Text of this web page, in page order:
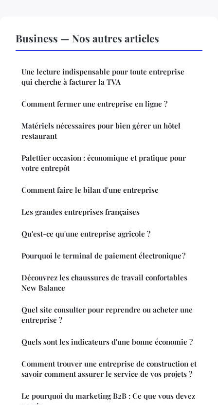
Business — Nos autres articles
Une lecture indispensable pour toute entreprise
qui cherche à facturer la TVA
Comment fermer une entreprise en ligne ?
Matériels nécessaires pour bien gérer un hôtel
restaurant
Palettier occasion : économique et pratique pour
votre entrepôt
Comment faire le bilan d'une entreprise
Les grandes entreprises françaises
Qu'est-ce qu'une entreprise agricole ?
Pourquoi le terminal de paiement électronique ?
Découvrez les chaussures de travail confortables
New Balance
Quel site consulter pour reprendre ou acheter une
entreprise ?
Quels sont les indicateurs d'une bonne économie ?
Comment trouver une entreprise de construction et
savoir comment assurer le service de vos projets ?
Le pourquoi du marketing B2B : Ce que vous devez